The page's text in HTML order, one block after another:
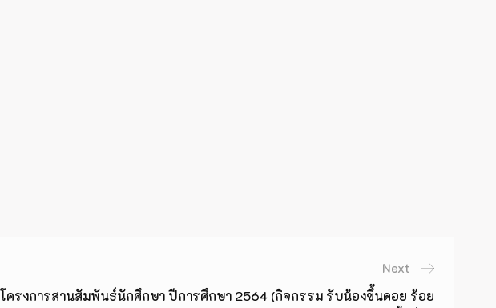
Next
โครงการสานสัมพันธ์นักศึกษา ปีการศึกษา 2564 (กิจกรรม รับน้องขึ้นดอย ร้อย